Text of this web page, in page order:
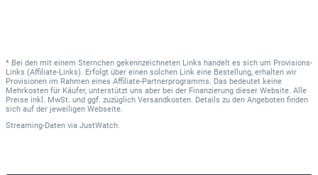
* Bei den mit einem Sternchen gekennzeichneten Links handelt es sich um Provisions-
Links (Affiliate-Links). Erfolgt über einen solchen Link eine Bestellung, erhalten wir
Provisionen im Rahmen eines Affiliate-Partnerprogramms. Das bedeutet keine
Mehrkosten für Käufer, unterstützt uns aber bei der Finanzierung dieser Website. Alle
Preise inkl. MwSt. und ggf. zuzüglich Versandkosten. Details zu den Angeboten finden
sich auf der jeweiligen Webseite.
Streaming-Daten via JustWatch.